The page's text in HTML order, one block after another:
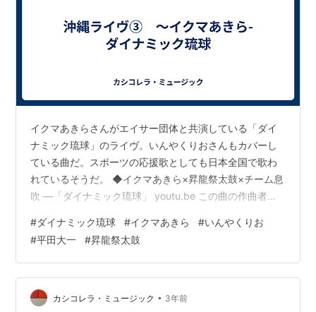
イクマあきらさんがエイサー団体と共演している「ダイ
ナミック琉球」のライヴ。いんやくりおさんもカバーし
ている曲だ。スポーツの応援歌としても日本全国で歌わ
れているそうだ。 ◆イクマあきら×昇龍祭太鼓×チーム息
吹 ―「ダイナミック琉球」 youtu.be この曲の作曲者で
（注１）。作詞は沖縄・小浜島出身の詩人・演出家・平
田大一さん（注2）。共演している昇竜祭太鼓は東京を拠
点とする創作エイサー団体だ（注3）。 世界遺産・今帰
仁城址で撮影されたと思われるこのプロモーションヴィ
デオも迫力がある。◆ダイナミック琉球/イクマあきら
#ダイナミック琉球 #イクマあきら #いんやくりお
#平田大一 #昇龍祭太鼓
カシコレラ・ミュージック • 3年前